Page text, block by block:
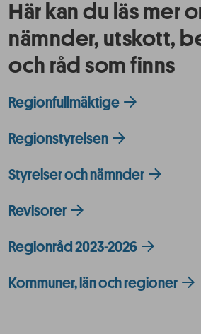
Här kan du läs mer
nämnder, utskott,
och råd som finns
Regionfullmäktige
Regionstyrelsen
Styrelser och nämnder
Revisorer
Regionråd 2023-2026
Kommuner, län och regioner